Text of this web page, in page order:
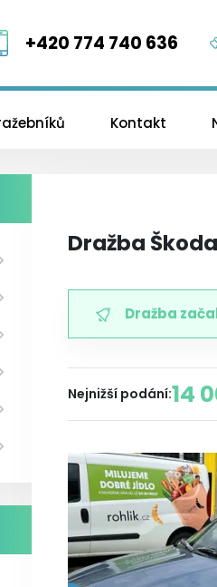
+420 774 740 636
Kontakt
Dražba
Dražba
Nejnižší podání:14